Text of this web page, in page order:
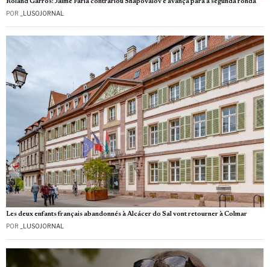
POR _LUSOJORNAL
Les deux enfants français abandonnés à Alcácer do Sal vont retourner à Colmar
POR _LUSOJORNAL